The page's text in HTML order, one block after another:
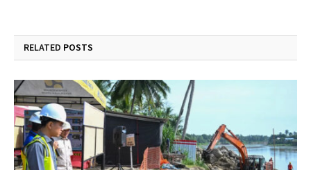
RELATED POSTS